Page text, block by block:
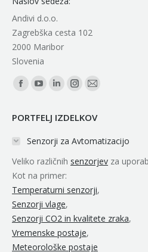
Andivi d.o.o.
Zagrebška cesta 102
2000 Maribor
Slovenia
Find us on:
Facebook
opens
window
YouTube
opens
window
Linkedin
opens
in
window
Instagram
opens
in
window
Mail
opens
window
PORTFELJ IZDELKOV
Senzorji za Avtomatizacijo
Veliko različnih senzorjev za
Kot na primer:
Temperaturni senzorji,
Senzorji vlage,
Senzorji CO2 in kvalitete zraka,
Vremenske postaje,
Meteorološke postaje